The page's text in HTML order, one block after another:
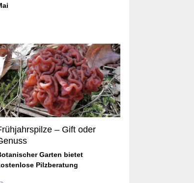
– Gift oder
Garten bietet
Pilzberatung